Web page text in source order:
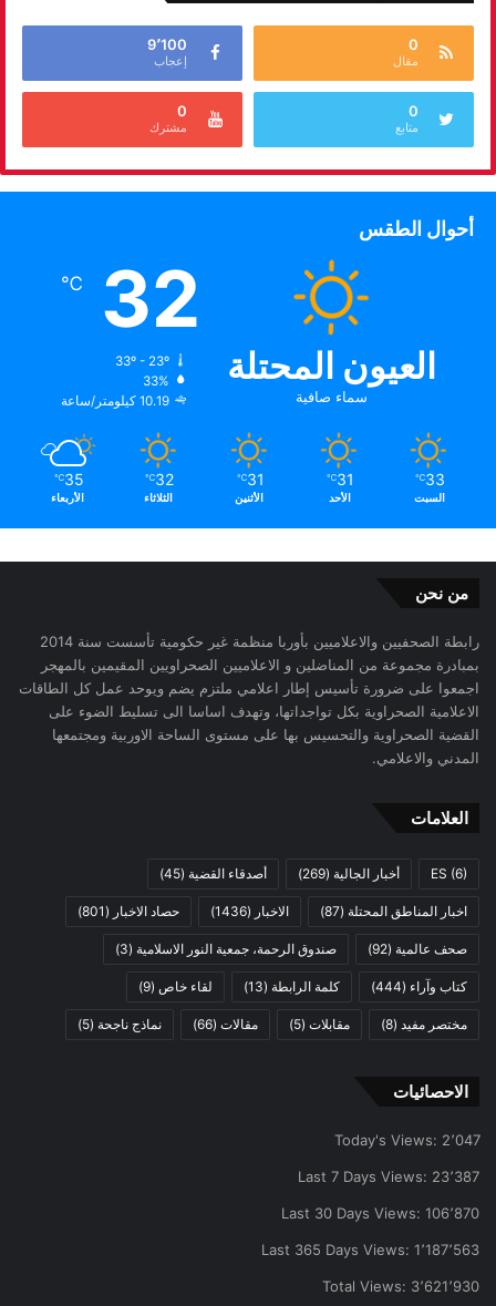
0
مقال
9٬100
إعجاب
0
متابع
0
مشترك
أحوال الطقس
العيون المحتلة
سماء صافية
32
℃
33º - 23º
33%
10.19 كيلومتر/ساعة
33
℃
السبت
31
℃
الأحد
31
℃
الأثنين
32
℃
الثلاثاء
35
℃
الأربعاء
من نحن
رابطة الصحفيين والاعلاميين بأوربا منظمة غير حكومية تأسست سنة 2014
بمبادرة مجموعة من المناضلين و الاعلاميين الصحراويين المقيمين بالمهجر
اجمعوا على ضرورة تأسيس إطار اعلامي ملتزم يضم ويوحد عمل كل الطاقات
الاعلامية الصحراوية بكل تواجداتها، وتهدف اساسا الى تسليط الضوء على
القضية الصحراوية والتحسيس بها على مستوى الساحة الاوربية ومجتمعها
المدني والاعلامي.
العلامات
ES (6) أخبار الجالية (269) أصدقاء القضية (45)
اخبار المناطق المحتلة (87) الاخبار (1436) حصاد الاخبار (801)
صحف عالمية (92) صندوق الرحمة، جمعية النور الاسلامية (3)
كتاب وآراء (444) كلمة الرابطة (13) لقاء خاص (9)
مختصر مفيد (8) مقابلات (5) مقالات (66) نماذج ناجحة (5)
الاحصائيات
Today's Views: 2٬047
Last 7 Days Views: 23٬387
Last 30 Days Views: 106٬870
Last 365 Days Views: 1٬187٬563
Total Views: 3٬621٬930